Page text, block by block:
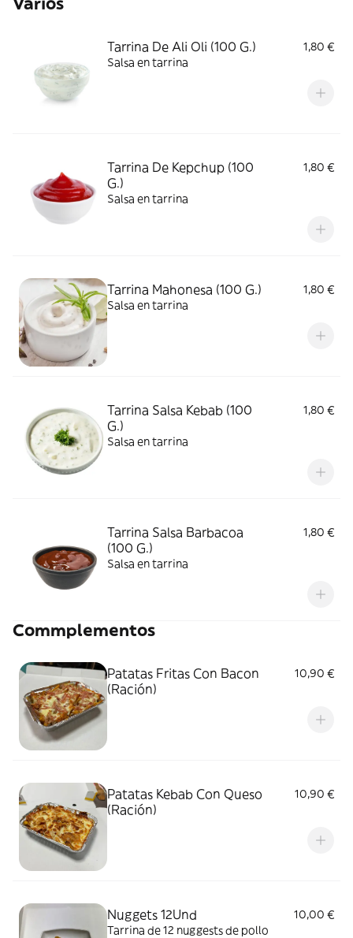
Tarrina De Ali Oli (100 G.)
1,80 €
Salsa en tarrina
Tarrina De Kepchup (100
G.)
1,80 €
Salsa en tarrina
Tarrina Mahonesa (100 G.)
1,80 €
Salsa en tarrina
Tarrina Salsa Kebab (100
G.)
1,80 €
Salsa en tarrina
Tarrina Salsa Barbacoa
(100 G.)
1,80 €
Salsa en tarrina
Commplementos
Patatas Fritas Con Bacon
(Ración)
10,90 €
Patatas Kebab Con Queso
(Ración)
10,90 €
Nuggets 12Und
10,00 €
Tarrina de 12 nuggests de pollo